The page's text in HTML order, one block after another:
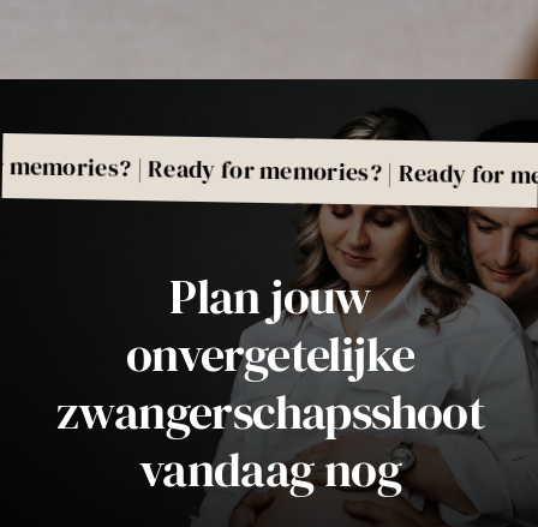
Plan jouw
onvergetelijke
zwangerschapsshoot
vandaag nog
| Ready for memories? | Ready for